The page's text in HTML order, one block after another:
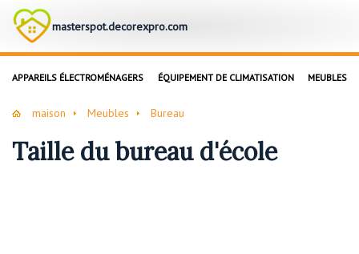
masterspot.decorexpro.com
APPAREILS ÉLECTROMÉNAGERS ÉQUIPEMENT DE CLIMATISATION MEUBLES
maison Meubles Bureau
Taille du bureau d'école